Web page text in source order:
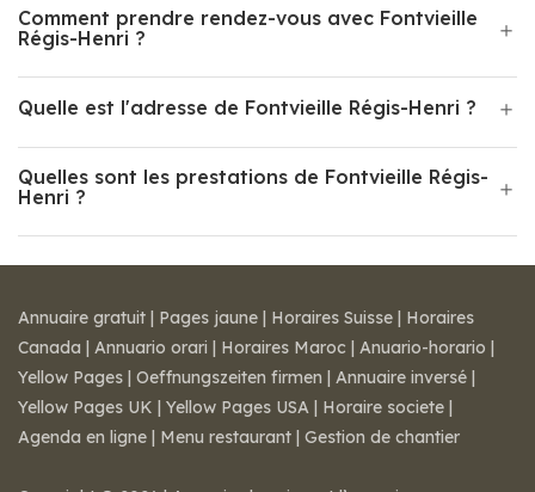
Comment prendre rendez-vous avec Fontvieille
Régis-Henri ?
Quelle est l'adresse de Fontvieille Régis-Henri ?
Quelles sont les prestations de Fontvieille Régis-
Henri ?
Annuaire gratuit | Pages jaune | Horaires Suisse | Horaires
Canada | Annuario orari | Horaires Maroc | Anuario-horario |
Yellow Pages | Oeffnungszeiten firmen | Annuaire inversé |
Yellow Pages UK | Yellow Pages USA | Horaire societe |
Agenda en ligne | Menu restaurant | Gestion de chantier